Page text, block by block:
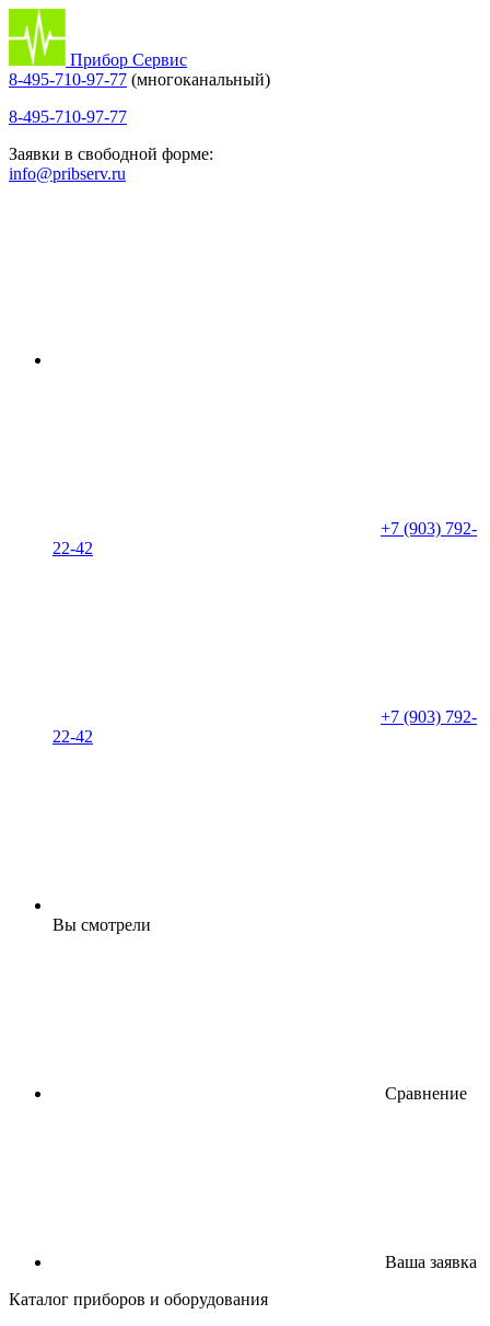
Прибор Сервис
8-495-710-97-77 (многоканальный)
8-495-710-97-77
Заявки в свободной форме:
info@pribserv.ru
+7 (903) 792-
22-42
+7 (903) 792-
22-42
Вы смотрели
Сравнение
Ваша заявка
Каталог приборов и оборудования